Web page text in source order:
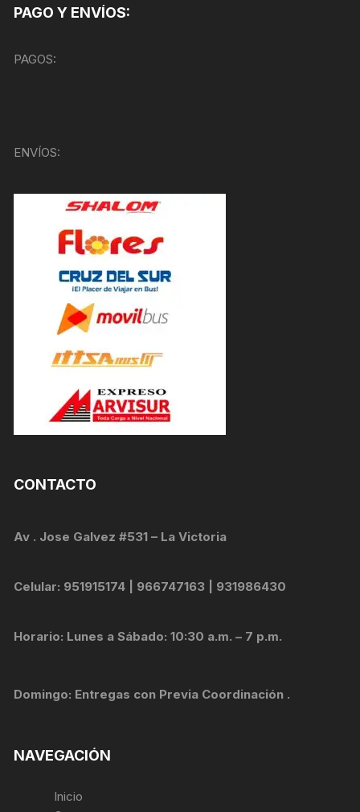
PAGO Y ENVÍOS:
PAGOS:
ENVÍOS:
CONTACTO
Av . Jose Galvez #531 – La Victoria
Celular: 951915174 | 966747163 | 931986430
Horario: Lunes a Sábado: 10:30 a.m. – 7 p.m.
Domingo: Entregas con Previa Coordinación .
NAVEGACIÓN
Inicio